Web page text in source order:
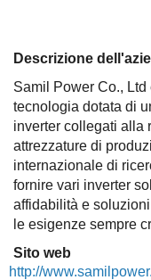
Descrizione
Samil Power Co.,
tecnologia dotata di
inverter collegati alla
attrezzature di
internazionale di
fornire vari inverter
affidabilità e
le esigenze sempre
Sito web
http://